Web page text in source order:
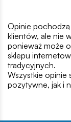
Opinie
klientów, ale nie
ponieważ może
sklepu
tradycyjnych.
Wszystkie opinie
pozytywne, jak i